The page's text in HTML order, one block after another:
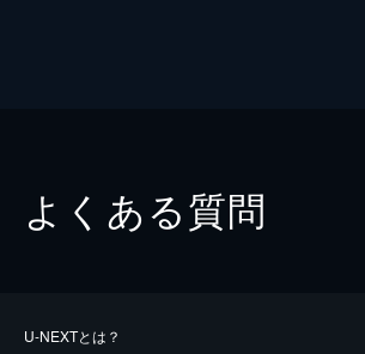
よくある質問
U-NEXTとは？